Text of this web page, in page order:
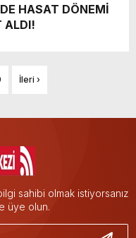
HASAT DÖNEMİ
ALDI!
İleri ›
sahibi olmak istiyorsanız
üye olun.